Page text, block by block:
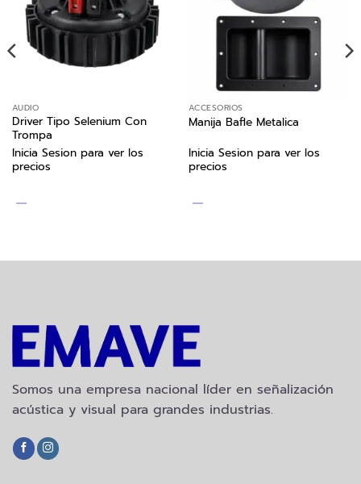
AUDIO
Driver Tipo Selenium Con
Trompa
Inicia Sesion para ver los
precios
ACCESORIOS
Manija Bafle Metalica
Inicia Sesion para ver los
precios
Somos una empresa nacional líder en señalización
acústica y visual para grandes industrias.